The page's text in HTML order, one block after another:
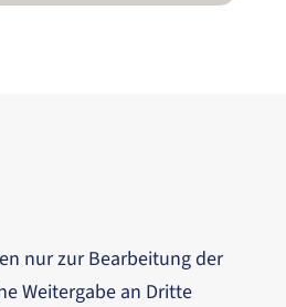
nur zur Bearbeitung der
Weitergabe an Dritte